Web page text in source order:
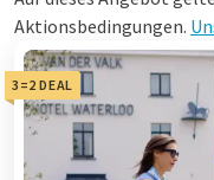
Aktionsbedingungen.
3=2 DEAL